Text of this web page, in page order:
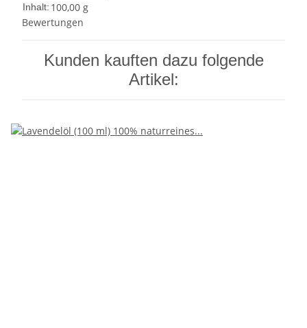
Inhalt: 100,00 g
Bewertungen
Kunden kauften dazu folgende
Artikel: